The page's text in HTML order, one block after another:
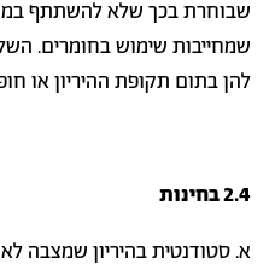
שבוחרת בכך שלא להשתתף
שמחייבות שימוש בחומרים.
להן בתום תקופת ההיריון או
2.4 בחינות
א. סטודנטית בהיריון שמצבה